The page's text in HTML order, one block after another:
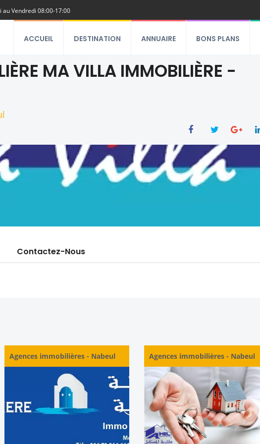
au Vendredi 08:00-17:00
ACCUEIL DESTINATION ANNUAIRE BONS PLANS
MA VILLA IMMOBILIÈRE -
Contactez-Nous
Agences immobilières - Nabeul Agences immobilières - Nabeul